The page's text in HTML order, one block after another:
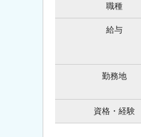
職種
給与
勤務地
資格・経験